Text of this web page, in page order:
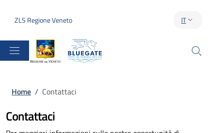
ZLS Regione Veneto IT
Briciole di pane
Home / Contattaci
Contattaci